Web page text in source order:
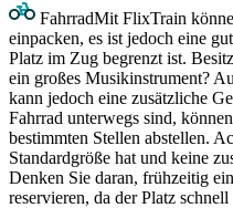
FahrradMit FlixTrain
einpacken, es ist jedoch eine
Platz im Zug begrenzt ist.
ein großes Musikinstrument?
kann jedoch eine zusätzliche
Fahrrad unterwegs sind,
bestimmten Stellen abstellen.
Standardgröße hat und keine
Denken Sie daran, frühzeitig
reservieren, da der Platz